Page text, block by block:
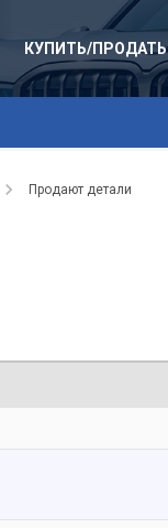
КУПИТЬ/ПРОДАТЬ
Продают детали